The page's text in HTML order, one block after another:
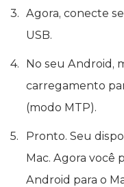
Agora, conecte
USB.
No seu Android,
carregamento
(modo MTP).
Pronto. Seu
Mac. Agora você
Android para o